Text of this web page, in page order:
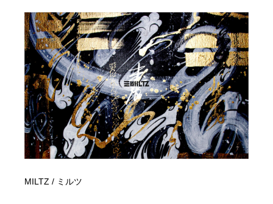
MILTZ / ミルツ